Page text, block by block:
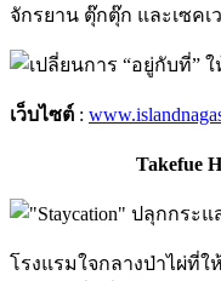
จักรยาน ตุ๊กตุ๊ก และเซคเ
เว็บไซต์ :
Takefue
โรงแรมใจกลางป่าไผ่ที่